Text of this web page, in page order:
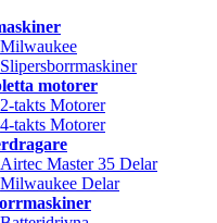
Milwaukee
Slipersborrmaskiner
motorer
2-takts Motorer
4-takts Motorer
Airtec Master 35 Delar
Milwaukee Delar